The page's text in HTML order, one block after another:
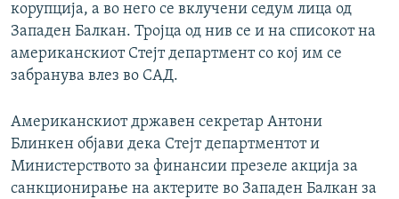
корупција, а во него се вклучени седум лица од
Западен Балкан. Тројца од нив се и на списокот на
американскиот Стејт департмент со кој им се
забранува влез во САД.
Американскиот државен секретар Антони
Блинкен објави дека Стејт департментот и
Министерството за финансии презеле акција за
санкционирање на актерите во Западен Балкан за